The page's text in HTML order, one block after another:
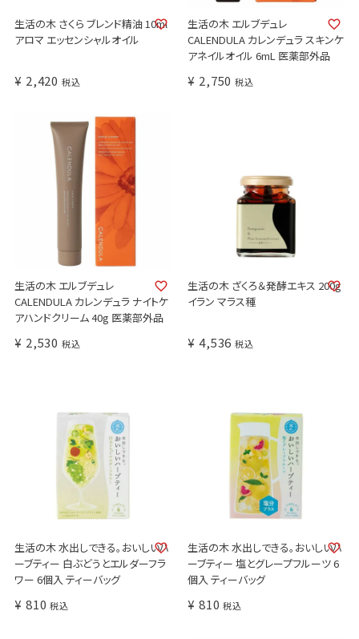
生活の木 さくら ブレンド精油 10ml
アロマ エッセンシャルオイル
¥ 2,420 税込
生活の木 エルブデュレ
CALENDULA カレンデュラ スキンケ
アネイルオイル 6mL 医薬部外品
¥ 2,750 税込
生活の木 エルブデュレ
CALENDULA カレンデュラ ナイトケ
アハンドクリーム 40g 医薬部外品
¥ 2,530 税込
生活の木 ざくろ＆発酵エキス 200g
イラン マラス種
¥ 4,536 税込
生活の木 水出しできる。おいしいハ
ーブティー 白ぶどうとエルダーフラ
ワー 6個入 ティーバッグ
¥ 810 税込
生活の木 水出しできる。おいしいハ
ーブティー 塩とグレープフルーツ 6
個入 ティーバッグ
¥ 810 税込